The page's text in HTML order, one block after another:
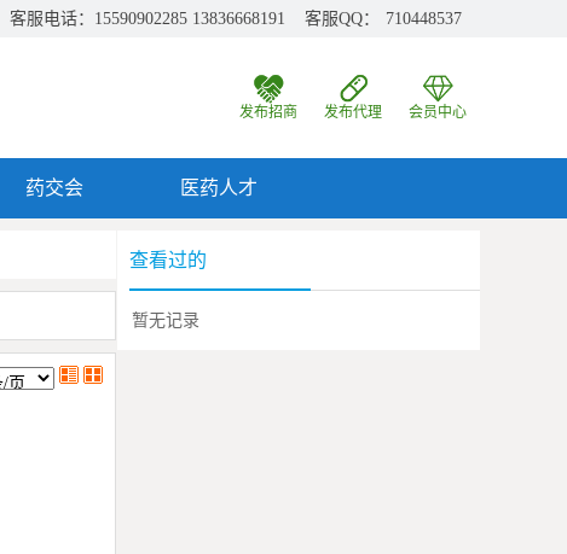
客服电话：15590902285 13836668191 客服QQ： 710448537
发布招商 发布代理 会员中心
药交会 医药人才
查看过的
暂无记录